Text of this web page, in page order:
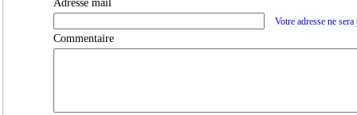
Adresse mail
Votre adresse ne
Commentaire